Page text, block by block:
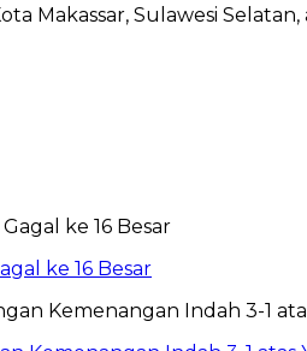
Makassar, Sulawesi
ke 16 Besar